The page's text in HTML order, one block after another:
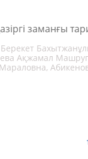
заманғы
Ақжамал